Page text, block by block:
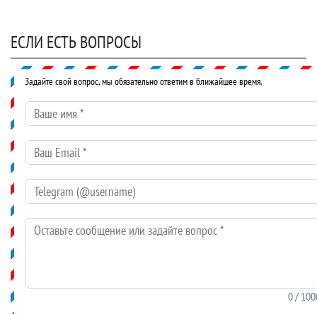
ЕСЛИ ЕСТЬ ВОПРОСЫ
Задайте свой вопрос, мы обязательно ответим в ближайшее время.
Ваше имя *
Ваш Email*
Telegram (@username)
Оставьте сообщение или задайте вопрос *
0/